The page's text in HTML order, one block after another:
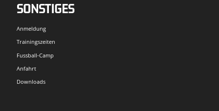
SONSTIGES
Anmeldung
Trainingszeiten
Fussball-Camp
Anfahrt
Downloads